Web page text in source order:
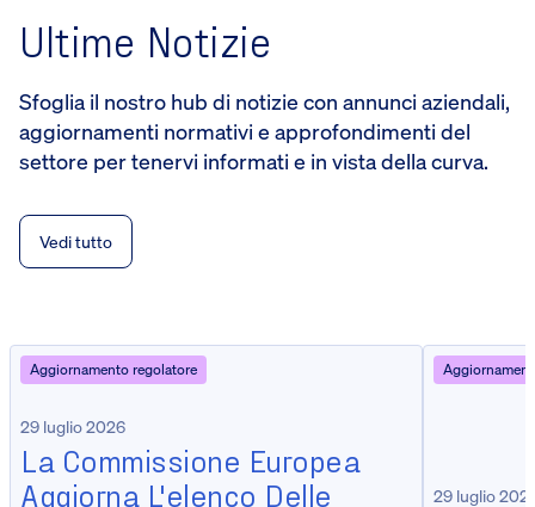
Ultime Notizie
Sfoglia il nostro hub di notizie con annunci aziendali,
aggiornamenti normativi e approfondimenti del
settore per tenervi informati e in vista della curva.
Vedi tutto
Aggiornamento regolatore
29 luglio 2026
La Commissione Europea
Aggiorna L'elenco Delle
29 luglio